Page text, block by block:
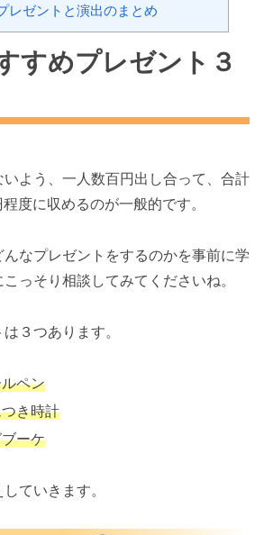
レゼントと演出のまとめ
すめプレゼント３
よう、一人数百円出し合って、合計
度に収めるのが一般的です。
なプレゼントをするのかを事前に学
っそり相談してみてくださいね。
３つあります。
ペン
き時計
ーケ
ていきます。